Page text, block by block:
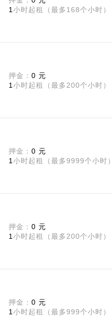
1 小时起租（最多168个小时）
押金： 0 元
1 小时起租（最多200个小时）
押金： 0 元
1 小时起租（最多9999个小时）
押金： 0 元
1 小时起租（最多200个小时）
押金： 0 元
1 小时起租（最多999个小时）